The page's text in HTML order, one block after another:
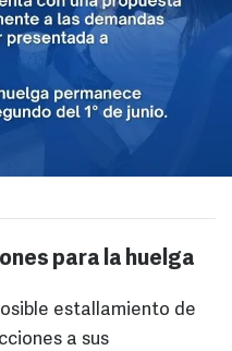
para la huelga
estallamiento de
a sus